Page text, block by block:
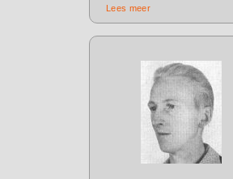
Lees meer